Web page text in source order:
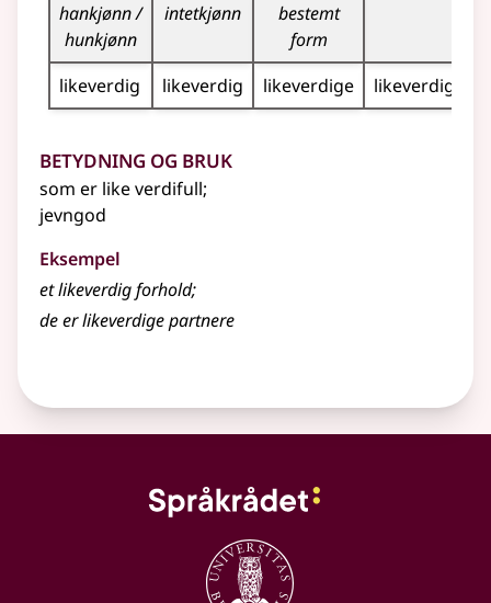
hankjønn /
hunkjønn
intetkjønn
bestemt
form
likeverdig
likeverdig likeverdige likeverdige
Betydning og bruk
som er like verdifull;
jevngod
Eksempel
etlikeverdigforhold;
de erlikeverdigepartnere